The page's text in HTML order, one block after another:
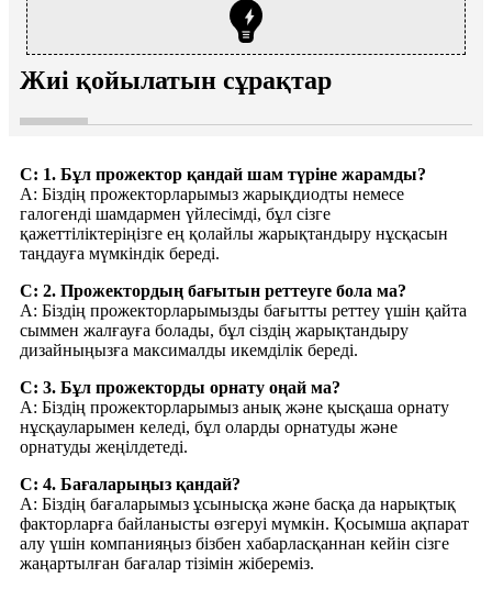
Жиі қойылатын сұрақтар
С: 1. Бұл прожектор қандай шам түріне жарамды?
A: Біздің прожекторларымыз жарықдиодты немесе
галогенді шамдармен үйлесімді, бұл сізге
қажеттіліктеріңізге ең қолайлы жарықтандыру нұсқасын
таңдауға мүмкіндік береді.
С: 2. Прожектордың бағытын реттеуге бола ма?
A: Біздің прожекторларымызды бағытты реттеу үшін қайта
сыммен жалғауға болады, бұл сіздің жарықтандыру
дизайныңызға максималды икемділік береді.
С: 3. Бұл прожекторды орнату оңай ма?
A: Біздің прожекторларымыз анық және қысқаша орнату
нұсқауларымен келеді, бұл оларды орнатуды және
орнатуды жеңілдетеді.
С: 4. Бағаларыңыз қандай?
A: Біздің бағаларымыз ұсынысқа және басқа да нарықтық
факторларға байланысты өзгеруі мүмкін. Қосымша ақпарат
алу үшін компанияңыз бізбен хабарласқаннан кейін сізге
жаңартылған бағалар тізімін жібереміз.